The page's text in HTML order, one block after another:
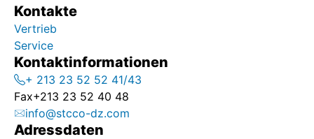
Kontakte
Vertrieb
Service
Kontaktinformationen
+ 213 23 52 52 41/43
Fax+213 23 52 40 48
info@stcco-dz.com
Adressdaten